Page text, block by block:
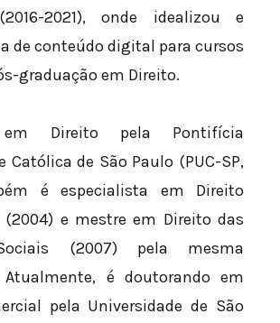
2021), onde idealizou e
de conteúdo digital para cursos
graduação em Direito.
em Direito pela Pontifícia
Católica de São Paulo (PUC-SP,
é especialista em Direito
(2004) e mestre em Direito das
(2007) pela mesma
é doutorando em
pela Universidade de São